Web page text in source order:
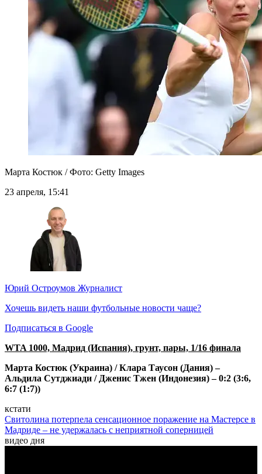
Марта Костюк / Фото: Getty Images
23 апреля, 15:41
Юрий Остроумов Журналист
Хочешь видеть наши футбольные новости чаще?
Подписаться в Google
WTA 1000, Мадрид (Испания), грунт, пары, 1/16 финала
Марта Костюк (Украина) / Клара Таусон (Дания) –
Альдила Сутджиади / Дженис Тжен (Индонезия) – 0:2 (3:6,
6:7 (1:7))
кстати
Свитолина потерпела сенсационное поражение на Мастерсе в
Мадриде – не удержалась с неприятной соперницей
видео дня